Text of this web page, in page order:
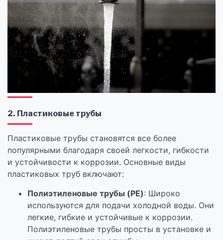
2. Пластиковые трубы
Пластиковые трубы становятся все более
популярными благодаря своей легкости, гибкости
и устойчивости к коррозии. Основные виды
пластиковых труб включают:
Полиэтиленовые трубы (PE): Широко
используются для подачи холодной воды. Они
легкие, гибкие и устойчивые к коррозии.
Полиэтиленовые трубы просты в установке и